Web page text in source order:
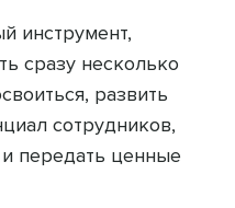
инструмент,
сразу несколько
развить
сотрудников,
передать ценные